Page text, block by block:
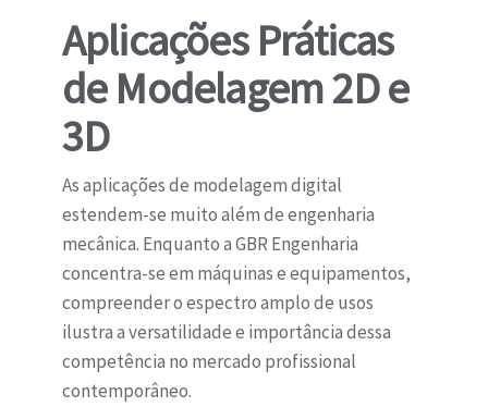
Aplicações Práticas
de Modelagem 2D e
3D
As aplicações de modelagem digital
estendem-se muito além de engenharia
mecânica. Enquanto a GBR Engenharia
concentra-se em máquinas e equipamentos,
compreender o espectro amplo de usos
ilustra a versatilidade e importância dessa
competência no mercado profissional
contemporâneo.